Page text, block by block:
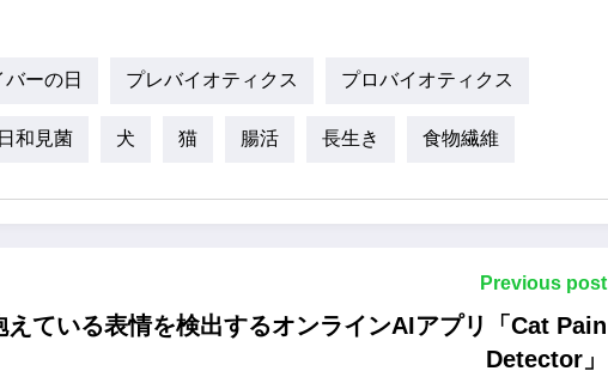
バーの日 プレバイオティクス プロバイオティクス
日和見菌 犬 猫 腸活 長生き 食物繊維
Previous post
えている表情を検出するオンラインAIアプリ「Cat Pain
Detector」